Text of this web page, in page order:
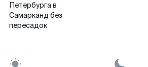
Петербурга в
Самарканд без
пересадок